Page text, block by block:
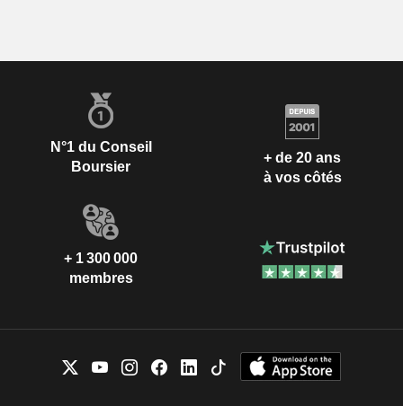
N°1 du Conseil
Boursier
+ de 20 ans
à vos côtés
+ 1 300 000
membres